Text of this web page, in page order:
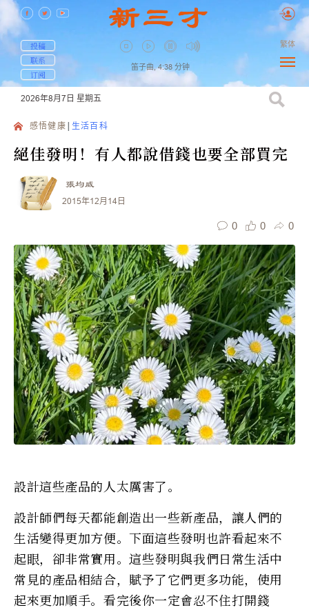
投稿
联系
订阅
笛子曲, 4:38 分钟
繁体
2026年8月7日 星期五
感悟健康 生活百科
絕佳發明！有人都說借錢也要全部買完
張均威
2015年12月14日
0 0 0
設計這些產品的人太厲害了。
設計師們每天都能創造出一些新產品，讓人們的
生活變得更加方便。下面這些發明也許看起來不
起眼，卻非常實用。這些發明與我們日常生活中
常見的產品相結合，賦予了它們更多功能，使用
起來更加順手。看完後你一定會忍不住打開錢